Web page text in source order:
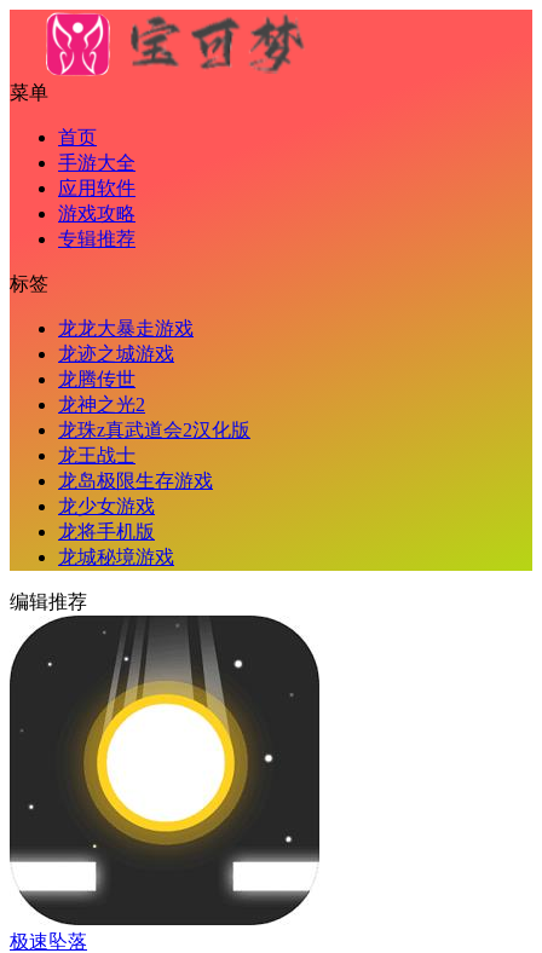
菜单
首页
手游大全
应用软件
游戏攻略
专辑推荐
标签
龙龙大暴走游戏
龙迹之城游戏
龙腾传世
龙神之光2
龙珠z真武道会2汉化版
龙王战士
龙岛极限生存游戏
龙少女游戏
龙将手机版
龙城秘境游戏
编辑推荐
极速坠落